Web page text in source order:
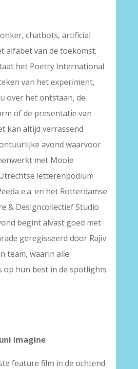
chatbots, artificial
alfabet van de toekomst;
het Poetry International
van het experiment,
over het ontstaan, de
of de presentatie van
kan altijd verrassend
avond waarvoor
met Mooie
letterenpodium
e.a. en het Rotterdamse
& Designcollectief Studio
begint alvast goed met
geregisseerd door Rajiv
team, waarin alle
op hun best in de spotlights
Imagine
feature film in de ochtend